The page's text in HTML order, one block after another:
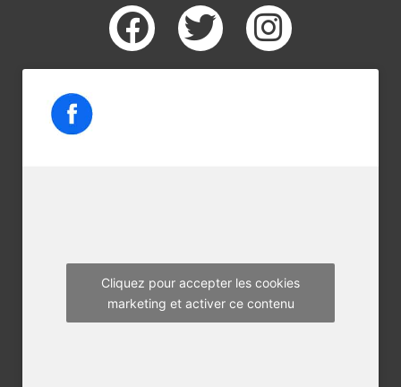
F
a
T
w
I
n
m
Cliquez pour accepter les cookies
marketing et activer ce contenu